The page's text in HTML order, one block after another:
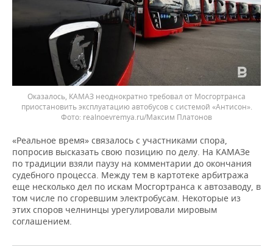
Оказалось, КАМАЗ неоднократно требовал от Мосгортранса
приостановить эксплуатацию автобусов с системой «Антисон».
realnoevremya.ru/Максим Платонов
«Реальное время» связалось с участниками спора,
попросив высказать свою позицию по делу. На КАМАЗе
по традиции взяли паузу на комментарии до окончания
судебного процесса. Между тем в картотеке арбитража
еще несколько дел по искам Мосгортранса к автозаводу, в
том числе по сгоревшим электробусам. Некоторые из
этих споров челнинцы урегулировали мировым
соглашением.